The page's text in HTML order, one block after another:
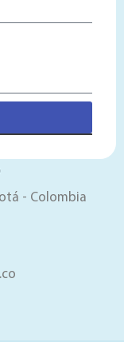
- Colombia